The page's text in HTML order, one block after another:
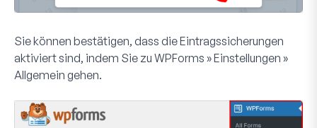
Sie können bestätigen, dass die Eintragssicherungen
aktiviert sind, indem Sie zu WPForms » Einstellungen »
Allgemein gehen.